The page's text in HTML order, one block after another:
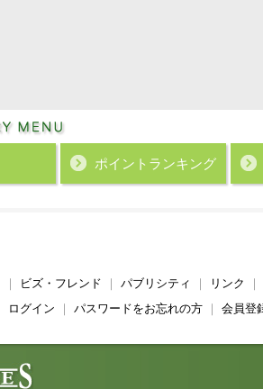
ポイント ランキング
ビズ・フレンド パブリシティ リンク
ログイン パスワードをお忘れの方｜ 会員登